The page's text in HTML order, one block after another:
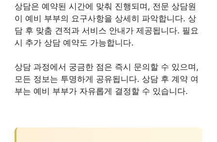
상담은 예약된 시간에 맞춰 진행되며, 전문 상담원
이 예비 부부의 요구사항을 상세히 파악합니다. 상
담 후 맞춤 견적과 서비스 안내가 제공됩니다. 필요
시 추가 상담 예약도 가능합니다.
상담 과정에서 궁금한 점은 즉시 문의할 수 있으며,
모든 정보는 투명하게 공유됩니다. 상담 후 계약 여
부는 예비 부부가 자유롭게 결정할 수 있습니다.